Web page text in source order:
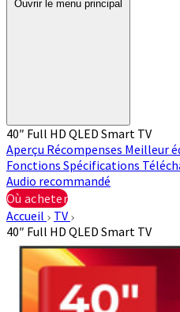
Ouvrir le menu principal
40″ Full HD QLED Smart TV
Aperçu Récompenses Meilleur
Fonctions Spécifications
Audio recommandé
Où acheter
Accueil
TV
40″ Full HD QLED Smart TV